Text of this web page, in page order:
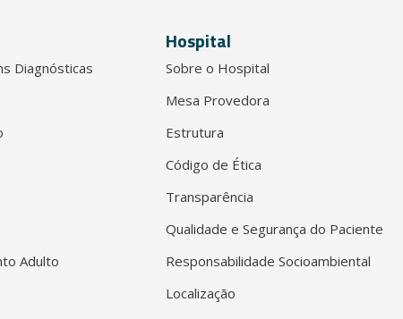
Diagnósticas
Adulto
Hospital
Sobre o Hospital
Mesa Provedora
Estrutura
Código de Ética
Transparência
Qualidade e Segurança do Paciente
Responsabilidade Socioambiental
Localização